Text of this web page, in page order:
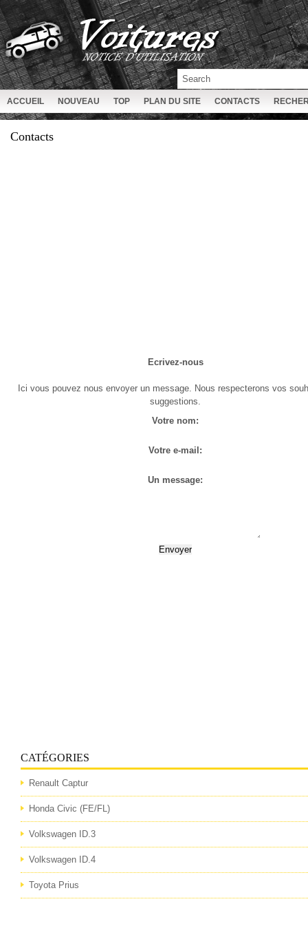
ACCUEIL NOUVEAU TOP PLAN DU SITE CONTACTS
Contacts
Ecrivez-nous
Ici vous pouvez nous envoyer un message. Nous respecterons vos
suggestions.
Votre nom:
Votre e-mail:
Un message:
CATÉGORIES
Renault Captur
Honda Civic (FE/FL)
Volkswagen ID.3
Volkswagen ID.4
Toyota Prius